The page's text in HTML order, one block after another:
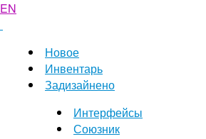
EN
Новое
Инвентарь
Задизайнено
Интерфейсы
Союзник